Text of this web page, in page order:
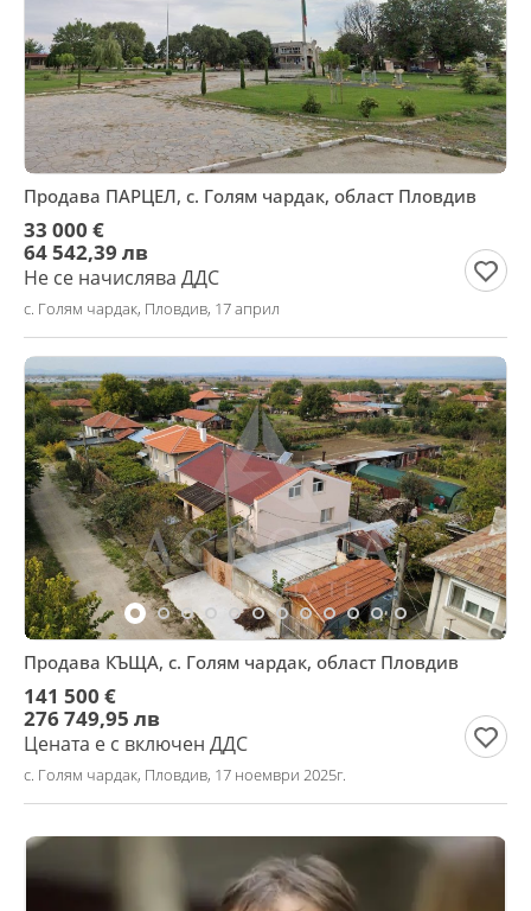
Продава ПАРЦЕЛ, с. Голям чардак, област Пловдив
33 000 €
64 542,39 лв
Не се начислява ДДС
с. Голям чардак, Пловдив, 17 април
Продава КЪЩА, с. Голям чардак, област Пловдив
141 500 €
276 749,95 лв
Цената е с включен ДДС
с. Голям чардак, Пловдив, 17 ноември 2025г.